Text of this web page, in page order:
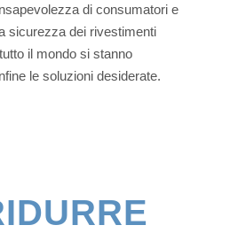
di consumatori e
sicurezza dei rivestimenti
il mondo si stanno
le soluzioni desiderate.